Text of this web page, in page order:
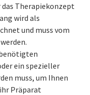
Therapiekonzept
wird als
und muss vom
ein spezieller
muss, um Ihnen
Präparat